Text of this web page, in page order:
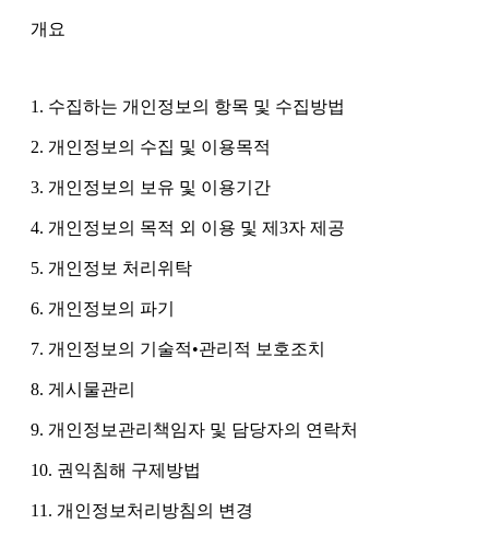
개요
1. 수집하는 개인정보의 항목 및 수집방법
2. 개인정보의 수집 및 이용목적
3. 개인정보의 보유 및 이용기간
4. 개인정보의 목적 외 이용 및 제3자 제공
5. 개인정보 처리위탁
6. 개인정보의 파기
7. 개인정보의 기술적•관리적 보호조치
8. 게시물관리
9. 개인정보관리책임자 및 담당자의 연락처
10. 권익침해 구제방법
11. 개인정보처리방침의 변경